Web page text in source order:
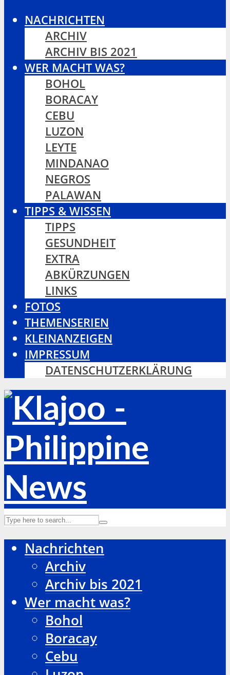
NACHRICHTEN
ARCHIV
ARCHIV BIS 2021
WER MACHT WAS?
BOHOL
BORACAY
CEBU
LUZON
LEYTE
MINDANAO
NEGROS
PALAWAN
TIPPS & WISSEN
TIPPS
GESUNDHEIT
EXTRA
ABKÜRZUNGEN
LINKS
FOTOS
THEMENSERIEN
KLEINANZEIGEN
IMPRESSUM
DATENSCHUTZERKLÄRUNG
Nachrichten
Archiv
Archiv bis 2021
Wer macht was?
Bohol
Boracay
Cebu